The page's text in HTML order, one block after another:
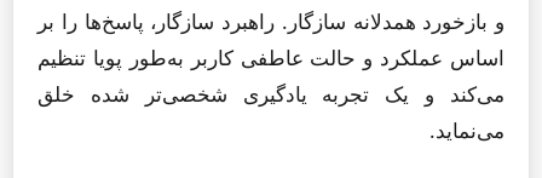
و بازخورد همدلانه سازگار. راهبرد سازگار، پاسخ‌ها را بر
اساس عملکرد و حالت عاطفی کاربر به‌طور پویا تنظیم
می‌کند و یک تجربه یادگیری شخصی‌تر شده خلق
می‌نماید.